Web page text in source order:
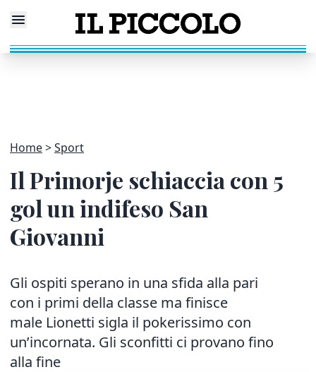
Home Sport
Il Primorje schiaccia con 5
gol un indifeso San
Giovanni
Gli ospiti sperano in una sfida alla pari
con i primi della classe ma finisce
male Lionetti sigla il pokerissimo con
un’incornata. Gli sconfitti ci provano fino
alla fine